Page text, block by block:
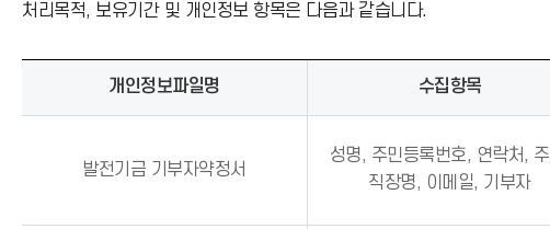
처리목적, 보유기간 및 개인정보 항목은 다음과 같습니다.
개인정보파일명 수집항목
발전기금 기부자약정서
성명, 주민등록번호, 연락처,
직장명, 이메일, 기부자